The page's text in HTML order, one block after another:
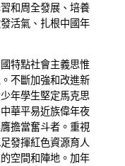
和周全發展、培養
活氣、扎根中國年
特點社會主義思惟
不斷加強和改進新
年學生堅定馬克思
華平易近族偉年夜
擔當奮斗者。重視
發揮紅色資源育人
空間和陣地。加年